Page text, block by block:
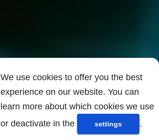
We use cookies to offer you the best
experience on our website. You can
learn more about which cookies we use
or deactivate in the
settings .